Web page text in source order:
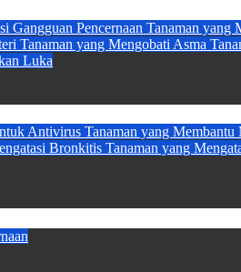
Gangguan Pencernaan Tanaman yang
Tanaman yang Mengobati Asma
Luka
Antivirus Tanaman yang
Bronkitis Tanaman yang